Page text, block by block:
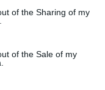
of the Sharing of my
of the Sale of my
legendinėmis
artefaktus.
teigia, kad